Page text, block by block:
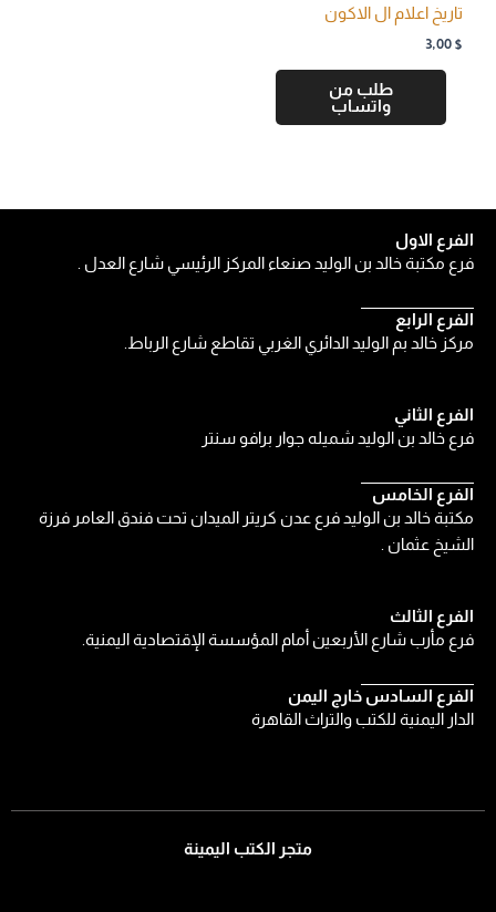
تاريخ اعلام ال الاكون
3,00 $
طلب من
واتساب
الفرع الثالث
فرع مأرب شارع الأربعين أمام المؤسسة الإقتصادية اليمنية.
الفرع السادس خارج اليمن
الدار اليمنية للكتب والتراث القاهرة
الفرع الثاني
فرع خالد بن الوليد شميله جوار برافو سنتر
الفرع الخامس
مكتبة خالد بن الوليد فرع عدن كريتر الميدان تحت فندق العامر فرزة
الشيخ عثمان .
الفرع الاول
فرع مكتبة خالد بن الوليد صنعاء المركز الرئيسي شارع العدل .
الفرع الرابع
مركز خالد بم الوليد الدائري الغربي تقاطع شارع الرباط.
متجر الكتب اليمينة